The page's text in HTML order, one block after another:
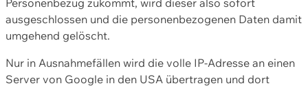
Personenbezug zukommt, wird dieser also sofort
ausgeschlossen und die personenbezogenen Daten damit
umgehend gelöscht.
Nur in Ausnahmefällen wird die volle IP-Adresse an einen
Server von Google in den USA übertragen und dort